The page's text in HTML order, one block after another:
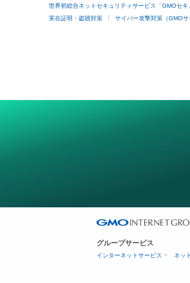
世界初総合ネットセキュリティサービス「GMOセキ
実在証明・盗聴対策 サイバー攻撃対策（GMO
グループサービス
インターネットサービス ネッ